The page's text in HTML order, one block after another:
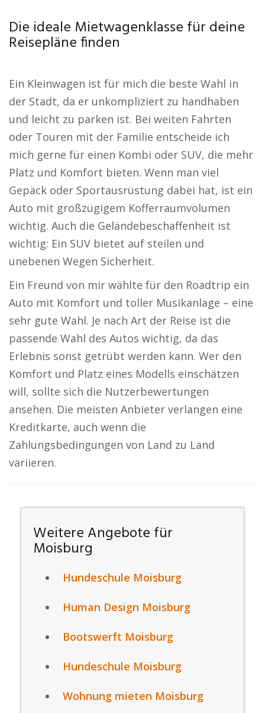
Die ideale Mietwagenklasse für deine
Reisepläne finden
Ein Kleinwagen ist für mich die beste Wahl in
der Stadt, da er unkompliziert zu handhaben
und leicht zu parken ist. Bei weiten Fahrten
oder Touren mit der Familie entscheide ich
mich gerne für einen Kombi oder SUV, die mehr
Platz und Komfort bieten. Wenn man viel
Gepäck oder Sportausrüstung dabei hat, ist ein
Auto mit großzügigem Kofferraumvolumen
wichtig. Auch die Geländebeschaffenheit ist
wichtig: Ein SUV bietet auf steilen und
unebenen Wegen Sicherheit.
Ein Freund von mir wählte für den Roadtrip ein
Auto mit Komfort und toller Musikanlage – eine
sehr gute Wahl. Je nach Art der Reise ist die
passende Wahl des Autos wichtig, da das
Erlebnis sonst getrübt werden kann. Wer den
Komfort und Platz eines Modells einschätzen
will, sollte sich die Nutzerbewertungen
ansehen. Die meisten Anbieter verlangen eine
Kreditkarte, auch wenn die
Zahlungsbedingungen von Land zu Land
variieren.
Weitere Angebote für
Moisburg
Hundeschule Moisburg
Human Design Moisburg
Bootswerft Moisburg
Hundeschule Moisburg
Wohnung mieten Moisburg